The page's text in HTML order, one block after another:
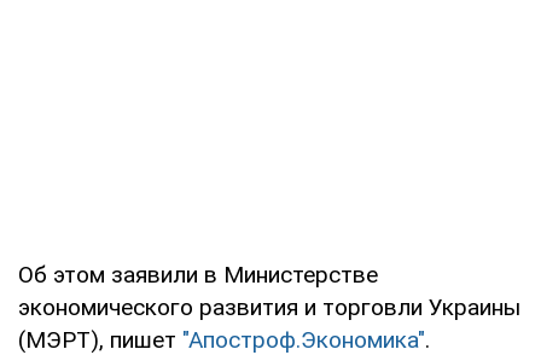
Об этом заявили в Министерстве
экономического развития и торговли Украины
(МЭРТ), пишет "Апостроф.Экономика".